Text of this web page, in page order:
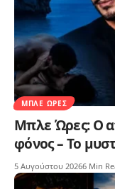
ΜΠΛΕ ΏΡΕΣ
Μπλε Ώρες: Ο
φόνος – Το
5 Αυγούστου 20266 Min